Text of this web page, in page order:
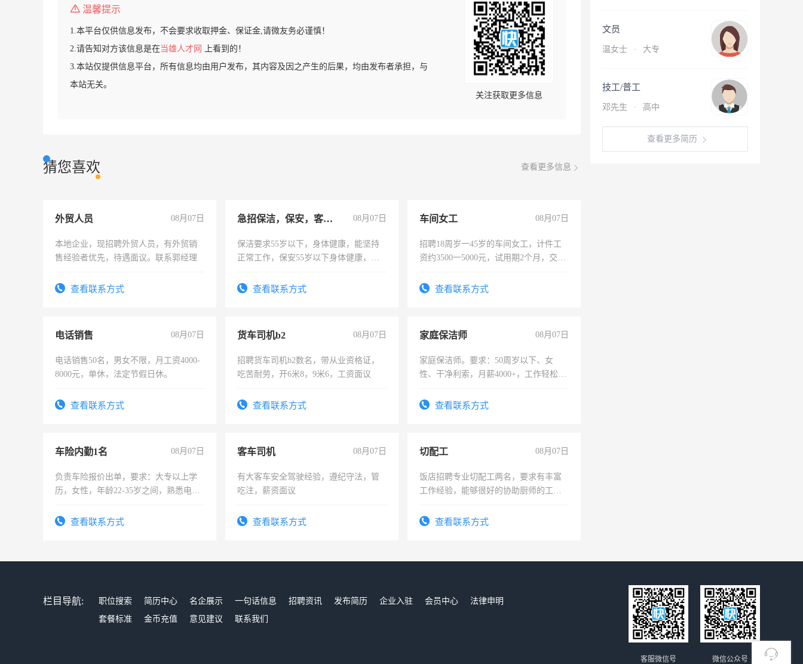
温馨提示
1.本平台仅供信息发布，不会要求收取押金、保证金,请微友务必谨慎！
2.请告知对方该信息是在当雄人才网
上看到的！
3.本站仅提供信息平台，所有信息均由用户发布，其内容及因之产生的后果，均由发布者承担，与
本站无关。
关注获取更多信息
猜您喜欢 查看更多信息
外贸人员 08月07日
本地企业，现招聘外贸人员，有外贸销
售经验者优先，待遇面议。联系郭经理
查看联系方式
急招保洁，保安，客服，工程 08月07日
保洁要求55岁以下，身体健康，能坚持
正常工作，保安55岁以下身体健康，有
录，客服要求45岁以下高中以上文化，
查看联系方式
车间女工 08月07日
招聘18周岁一45岁的车间女工，计件工
资约3500一5000元，试用期2个月，交五
查看联系方式
电话销售 08月07日
电话销售50名，男女不限，月工资4000-
8000元，单休，法定节假日休。
查看联系方式
货车司机b2 08月07日
招聘货车司机b2数名，带从业资格证，
吃苦耐劳，开6米8，9米6，工资面议
查看联系方式
家庭保洁师 08月07日
家庭保洁师。要求：50周岁以下、女
性、干净利索，月薪4000+，工作轻松，
太太等。查看联系方式
车险内勤1名 08月07日
负责车险报价出单，要求：大专以上学
历，女性，年龄22-35岁之间，熟悉电脑
试用期1-3个月，转正后交纳五险，
查看联系方式
客车司机 08月07日
有大客车安全驾驶经验，遵纪守法，管
吃注，薪资面议
查看联系方式
切配工 08月07日
饭店招聘专业切配工两名，要求有丰富
工作经验，能够很好的协助厨师的工
4500。查看联系方式
文员
温女士 · 大专
技工/普工
邓先生 · 高中
查看更多简历
栏目导航: 职位搜索 简历中心 名企展示 一句话信息 招聘资讯 发布简历 企业入驻 会员中心
法律申明
套餐标准
金币充值 意见建议 联系我们
微信公众号
客服微信号